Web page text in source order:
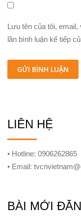
Lưu tên của tôi,
lần bình luận kế tiếp
LIÊN HỆ
• Hotline: 0906262865
• Email:
BÀI MỚI